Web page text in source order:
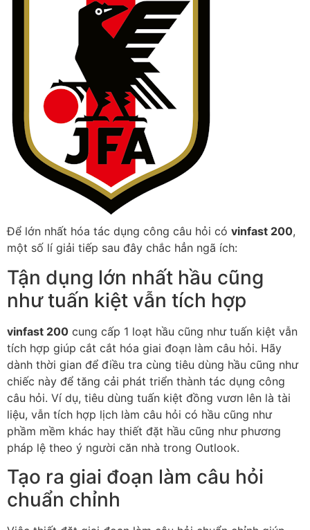
Để lớn nhất hóa tác dụng công câu hỏi có vinfast 200,
một số lí giải tiếp sau đây chắc hẳn ngã ích:
Tận dụng lớn nhất hầu cũng
như tuấn kiệt vẫn tích hợp
vinfast 200 cung cấp 1 loạt hầu cũng như tuấn kiệt vẫn
tích hợp giúp cắt cắt hóa giai đoạn làm câu hỏi. Hãy
dành thời gian để điều tra cùng tiêu dùng hầu cũng như
chiếc này để tăng cải phát triển thành tác dụng công
câu hỏi. Ví dụ, tiêu dùng tuấn kiệt đồng vươn lên là tài
liệu, vẫn tích hợp lịch làm câu hỏi có hầu cũng như
phầm mềm khác hay thiết đặt hầu cũng như phương
pháp lệ theo ý người căn nhà trong Outlook.
Tạo ra giai đoạn làm câu hỏi
chuẩn chỉnh